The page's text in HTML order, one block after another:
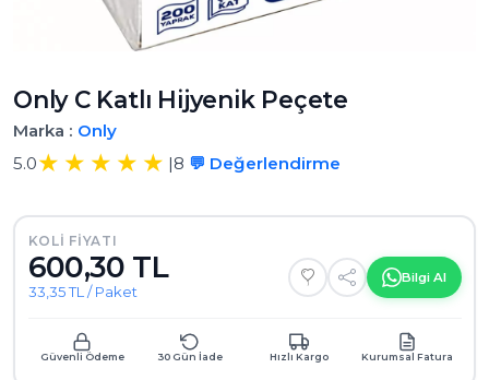
Only C Katlı Hijyenik Peçete
Marka : Only
5.0
|8 💬 Değerlendirme
KOLI FIYATI
600,30 TL
33,35 TL / Paket
Bilgi Al
Güvenli Ödeme 30 Gün İade Hızlı Kargo Kurumsal Fatura